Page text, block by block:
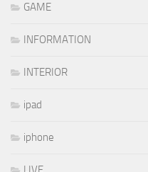
GAME
INFORMATION
INTERIOR
ipad
iphone